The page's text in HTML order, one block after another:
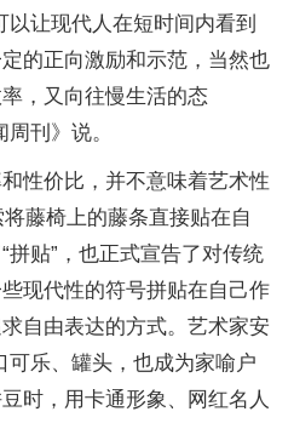
以让现代人在短时间内看到
的正向激励和示范，当然也
，又向往慢生活的态
刊》说。
性价比，并不意味着艺术性
藤椅上的藤条直接贴在自
拼贴”，也正式宣告了对传统
现代性的符号拼贴在自己作
自由表达的方式。艺术家安
可乐、罐头，也成为家喻户
时，用卡通形象、网红名人